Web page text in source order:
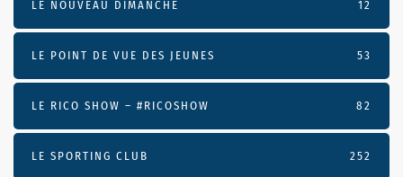
LE NOUVEAU DIMANCHE 12
LE POINT DE VUE DES JEUNES 53
LE RICO SHOW – #RICOSHOW 82
LE SPORTING CLUB 252